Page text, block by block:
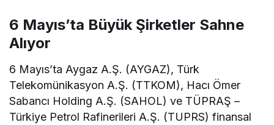
6 Mayıs’ta Büyük Şirketler Sahne
Alıyor
6 Mayıs’ta Aygaz A.Ş. (AYGAZ), Türk
Telekomünikasyon A.Ş. (TTKOM), Hacı Ömer
Sabancı Holding A.Ş. (SAHOL) ve TÜPRAŞ –
Türkiye Petrol Rafinerileri A.Ş. (TUPRS) finansal